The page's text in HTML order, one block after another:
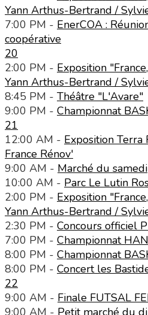
Yann Arthus-Bertrand /
7:00 PM - EnerCOA :
coopérative
20
2:00 PM - Exposition
Yann Arthus-Bertrand /
8:45 PM - Théâtre "L'Avare"
9:00 PM - Championnat
21
12:00 AM - Exposition Terra
France Rénov'
9:00 AM - Marché du samedi
10:00 AM - Parc Le Lutin
2:00 PM - Exposition
Yann Arthus-Bertrand /
2:30 PM - Concours officiel
7:00 PM - Championnat
8:00 PM - Championnat
8:00 PM - Concert les
22
9:00 AM - Finale FUTSAL